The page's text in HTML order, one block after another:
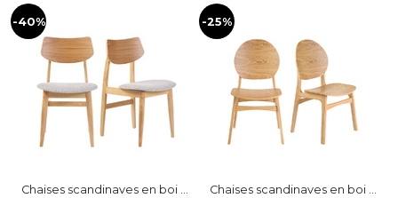
-40%
Chaises scandinaves en boi ...
-25%
Chaises scandinaves en boi ...